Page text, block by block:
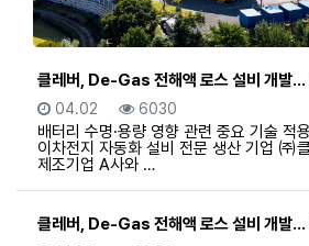
클레버, De-Gas 전해액 로스 설비 개발
등록일
04.02 조회
6030
배터리 수명·용량 영향 관련 중요 기술 적
이차전지 자동화 설비 전문 생산 기업 ㈜
제조기업 A사와 …
클레버, De-Gas 전해액 로스 설비 개발